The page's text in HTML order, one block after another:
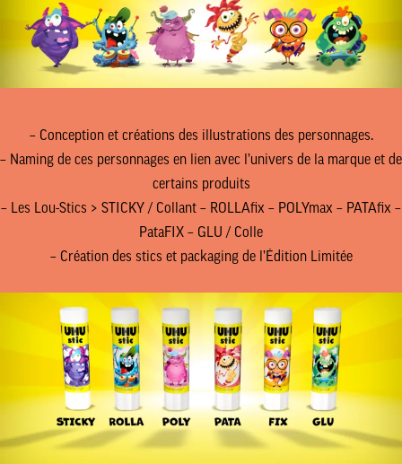
– Conception et créations des illustrations des personnages.
– Naming de ces personnages en lien avec l’univers de la marque et de
certains produits
– Les Lou-Stics > STICKY / Collant – ROLLAfix – POLYmax – PATAfix –
PataFIX – GLU / Colle
– Création des stics et packaging de l’Édition Limitée